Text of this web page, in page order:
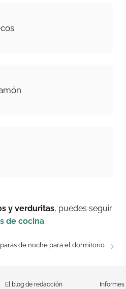
y verduritas, puedes seguir
de cocina.
de noche para el dormitorio
El blog de redacción Informes